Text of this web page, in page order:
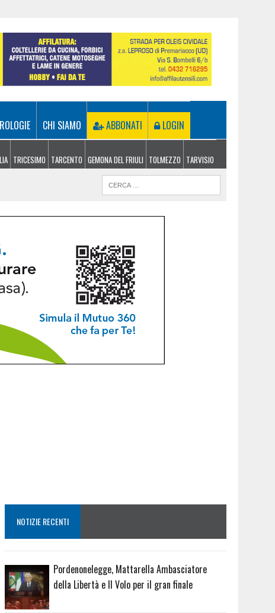
CHI SIAMO ABBONATI LOGIN
TRICESIMO TARCENTO GEMONA DEL FRIULI TOLMEZZO TARVISIO
NOTIZIE RECENTI
Pordenonelegge, Mattarella Ambasciatore
della Libertà e Il Volo per il gran finale